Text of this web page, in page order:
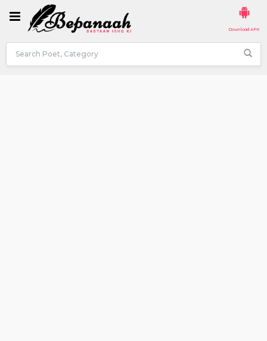
Download APK